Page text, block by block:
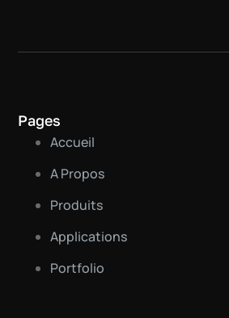
Pages
Accueil
A Propos
Produits
Applications
Portfolio